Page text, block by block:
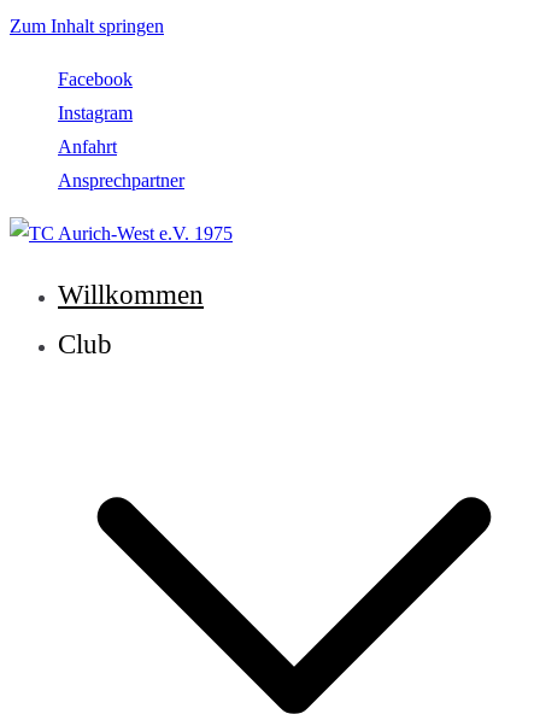
Zum Inhalt springen
Facebook
Instagram
Anfahrt
Ansprechpartner
TC Aurich-West e.V. 1975
Willkommen
Club